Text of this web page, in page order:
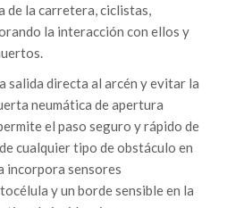
de la carretera, ciclistas,
la interacción con ellos y
salida directa al arcén y evitar la
neumática de apertura
el paso seguro y rápido de
cualquier tipo de obstáculo en
incorpora sensores
y un borde sensible en la